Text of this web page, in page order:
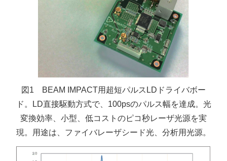
図1 BEAM IMPACT用超短パルスLDドライバボー
ド。LD直接駆動方式で、100psのパルス幅を達成。光
変換効率、小型、低コストのピコ秒レーザ光源を実
現。用途は、ファイバレーザシード光、分析用光源。